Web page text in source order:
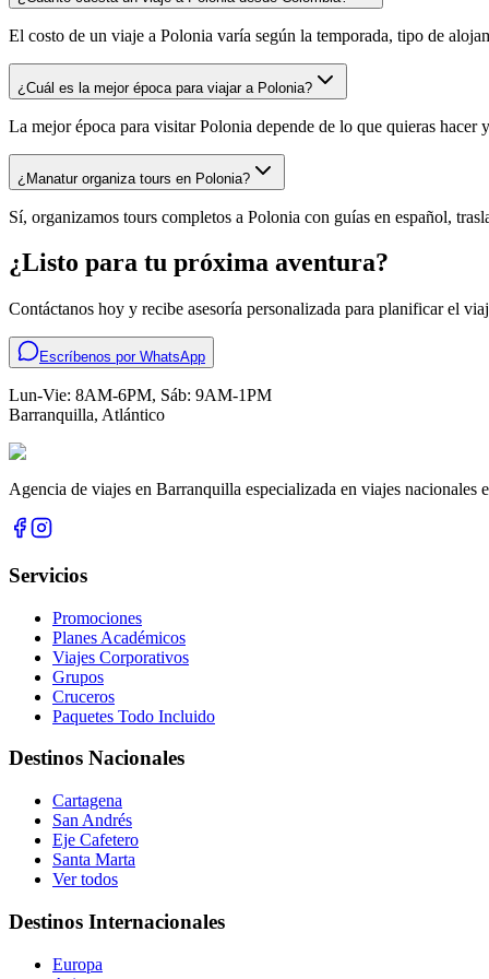
El costo de un viaje a Polonia varía según la temporada, tipo de
¿Cuál es la mejor época para viajar a Polonia?
La mejor época para visitar Polonia depende de lo que quieras hacer
¿Manatur organiza tours en Polonia?
Sí, organizamos tours completos a Polonia con guías en español,
¿Listo para tu próxima aventura?
Contáctanos hoy y recibe asesoría personalizada para planificar el
Escríbenos por WhatsApp
Lun-Vie: 8AM-6PM, Sáb: 9AM-1PM
Barranquilla, Atlántico
Agencia de viajes en Barranquilla especializada en viajes
Servicios
Promociones
Planes Académicos
Viajes Corporativos
Grupos
Cruceros
Paquetes Todo Incluido
Destinos Nacionales
Cartagena
San Andrés
Eje Cafetero
Santa Marta
Ver todos
Destinos Internacionales
Europa